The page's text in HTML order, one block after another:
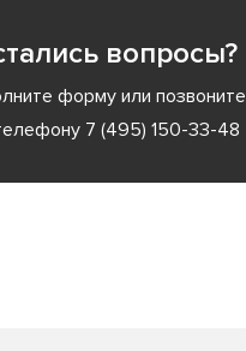
вопросы?
форму или позвоните
7 (495) 150-33-48